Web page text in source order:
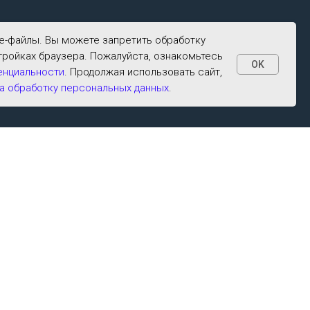
файлы. Вы можете запретить обработку
браузера. Пожалуйста, ознакомьтесь
. Продолжая использовать сайт,
обработку персональных данных.
OK